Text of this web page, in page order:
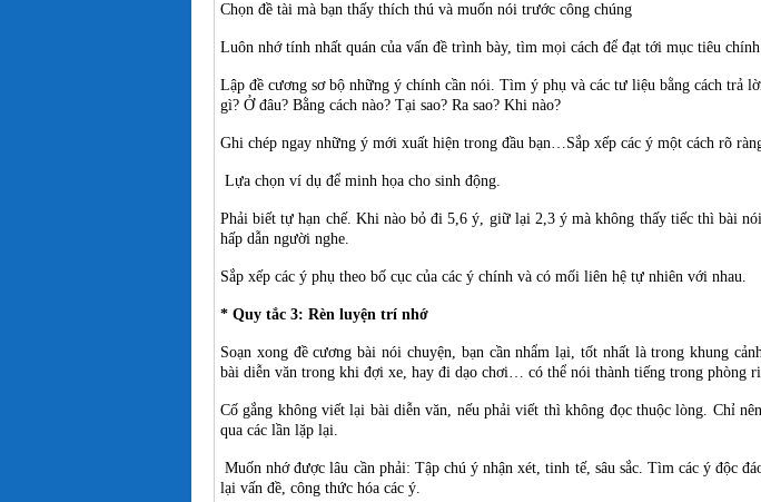
Chọn đề tài mà bạn thấy thích thú và muốn nói trước công chúng
Luôn nhớ tính nhất quán của vấn đề trình bày, tìm mọi cách để đạt tới mục tiêu
Lập đề cương sơ bộ những ý chính cần nói. Tìm ý phụ và các tư liệu bằng cách trả
gì? Ở đâu? Bằng cách nào? Tại sao? Ra sao? Khi nào?
Ghi chép ngay những ý mới xuất hiện trong đầu bạn…Sắp xếp các ý một cách rõ
Lựa chọn ví dụ để minh họa cho sinh động.
Phải biết tự hạn chế. Khi nào bỏ đi 5,6 ý, giữ lại 2,3 ý mà không thấy tiếc thì bài
hấp dẫn người nghe.
Sắp xếp các ý phụ theo bố cục của các ý chính và có mối liên hệ tự nhiên với nhau.
* Quy tắc 3: Rèn luyện trí nhớ
Soạn xong đề cương bài nói chuyện, bạn cần nhẩm lại, tốt nhất là trong khung
bài diễn văn trong khi đợi xe, hay đi dạo chơi… có thể nói thành tiếng trong phòng
Cố gắng không viết lại bài diễn văn, nếu phải viết thì không đọc thuộc lòng. Chỉ
qua các lần lặp lại.
Muốn nhớ được lâu cần phải: Tập chú ý nhận xét, tinh tế, sâu sắc. Tìm các ý độc
lại vấn đề, công thức hóa các ý.